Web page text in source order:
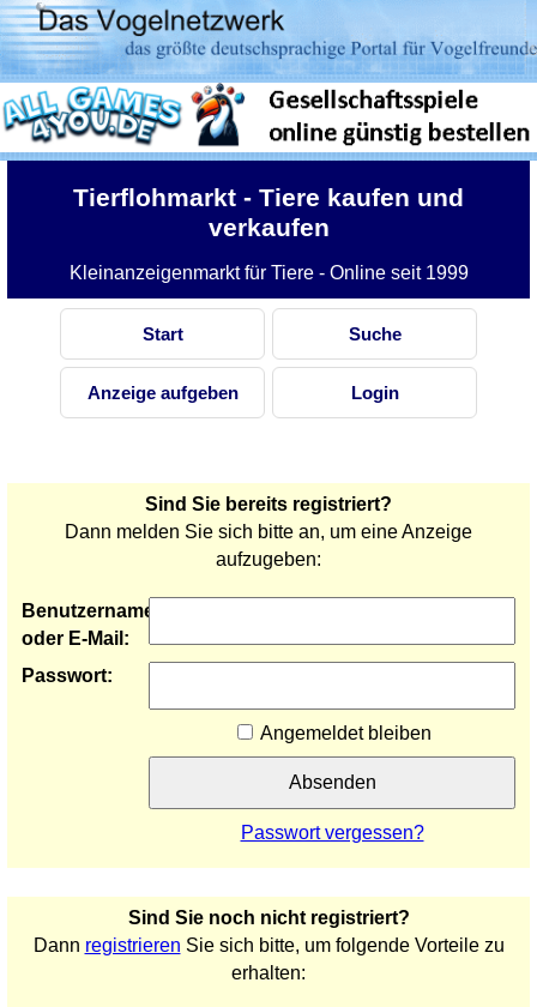
Tierflohmarkt - Tiere kaufen und
verkaufen
Kleinanzeigenmarkt für Tiere - Online seit 1999
Start Suche
Anzeige aufgeben Login
Sind Sie bereits registriert?
Dann melden Sie sich bitte an, um eine Anzeige
aufzugeben:
Benutzername
oder E-Mail:
Passwort:
Angemeldet bleiben
Passwort vergessen?
Sind Sie noch nicht registriert?
Dann registrieren Sie sich bitte, um folgende Vorteile zu
erhalten: